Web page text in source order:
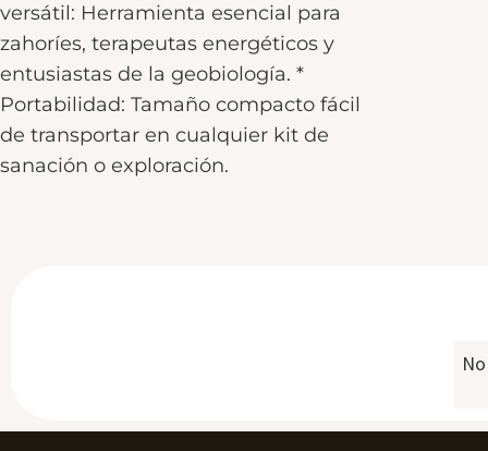
versátil: Herramienta esencial para
zahoríes, terapeutas energéticos y
entusiastas de la geobiología. *
Portabilidad: Tamaño compacto fácil
de transportar en cualquier kit de
sanación o exploración.